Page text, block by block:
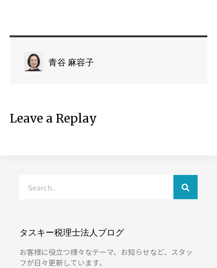
青谷 麻容子
Leave a Replay
タスキー税理士法人ブログ
お客様に役立つ様々なテーマ、お知らせなど、スタッ
フが日々更新しています。